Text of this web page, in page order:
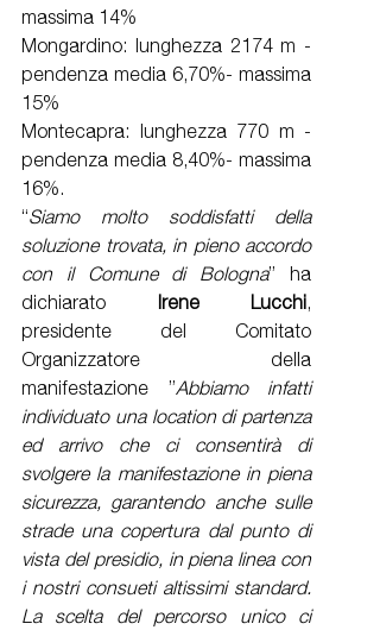
massima 14%
Mongardino: lunghezza 2174 m -
pendenza media 6,70%- massima
15%
Montecapra: lunghezza 770 m -
pendenza media 8,40%- massima
16%.
“Siamo molto soddisfatti della
soluzione trovata, in pieno accordo
con il Comune di Bologna” ha
dichiarato Irene Lucchi,
presidente del Comitato
Organizzatore della
manifestazione ”Abbiamo infatti
individuato una location di partenza
ed arrivo che ci consentirà di
svolgere la manifestazione in piena
sicurezza, garantendo anche sulle
strade una copertura dal punto di
vista del presidio, in piena linea con
i nostri consueti altissimi standard.
La scelta del percorso unico ci